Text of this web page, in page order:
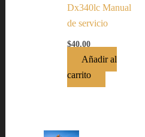
Dx340lc Manual
de servicio
$40.00
Añadir al
carrito